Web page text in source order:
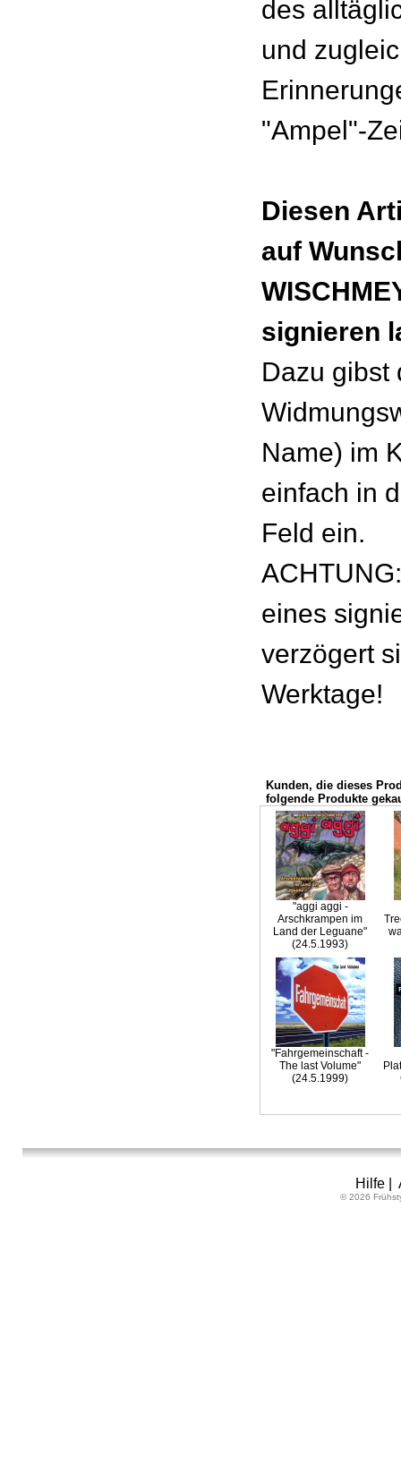
des
und
"Ampel"-
Diesen
auf
signieren
Dazu gibst
Name) im
einfach in
Feld ein.
eines
verzögert
Werktage!
Kunden, die dieses
folgende Produkte
"aggi aggi -
Arschkrampen im
Land der Leguane"
(24.5.1993)
"Fahrgemeinschaft -
The last Volume"
(24.5.1999)
Hilfe|
© 2026